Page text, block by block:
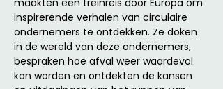
maakten een treinreis door Europa om
inspirerende verhalen van circulaire
ondernemers te ontdekken. Ze doken
in de wereld van deze ondernemers,
bespraken hoe afval weer waardevol
kan worden en ontdekten de kansen